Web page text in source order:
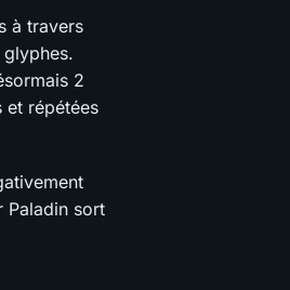
à travers
2
répétées
Paladin sort